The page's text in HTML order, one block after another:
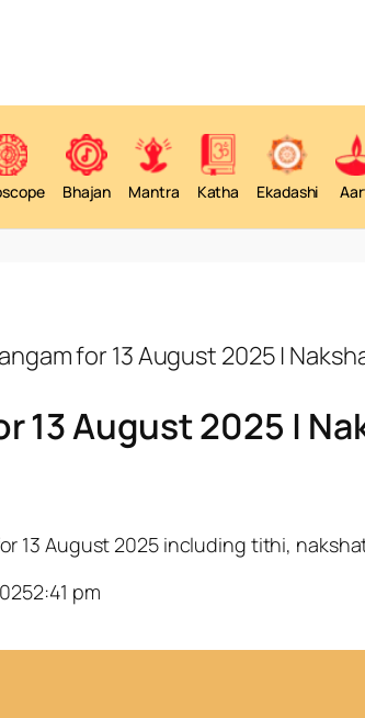
Bhajan Mantra Katha Ekadashi
for 13 August 2025 |
13 August 2025 |
13 August 2025 including tithi,
2:41 pm